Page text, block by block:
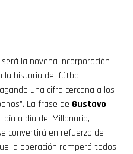
será la novena incorporación
la historia del fútbol
una cifra cercana a los
La frase de Gustavo
a día del Millonario,
convertirá en refuerzo de
la operación romperá todos